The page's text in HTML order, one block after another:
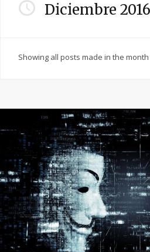
Diciembre 2016
Showing all posts made in the